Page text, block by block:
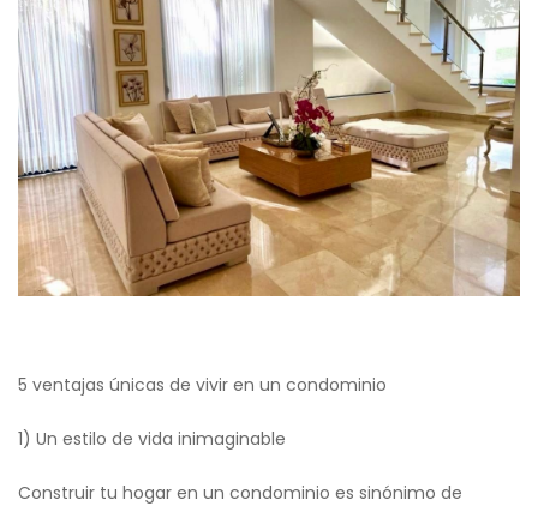
5 ventajas únicas de vivir en un condominio
1) Un estilo de vida inimaginable
Construir tu hogar en un condominio es sinónimo de